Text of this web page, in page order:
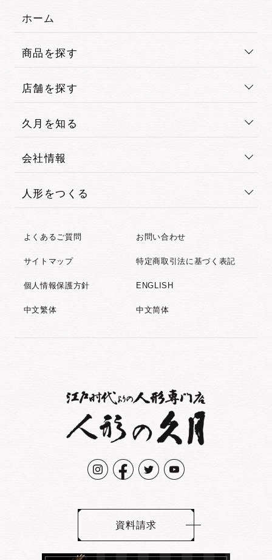
資料請求
ホーム
商品を探す
店舗を探す
久月を知る
会社情報
人形をつくる
よくあるご質問 お問い合わせ
サイトマップ 特定商取引法に基づく表記
個人情報保護方針 ENGLISH
中文繁体 中文简体